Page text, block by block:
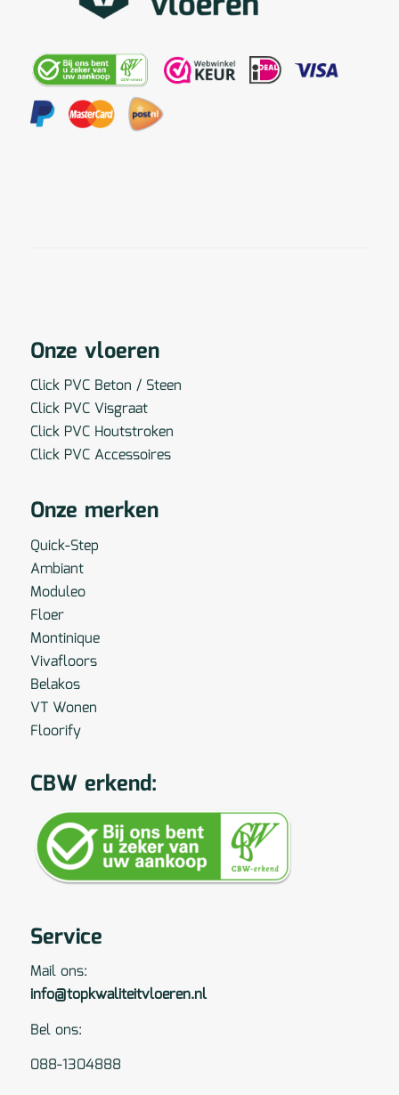
Onze vloeren
Click PVC Beton / Steen
Click PVC Visgraat
Click PVC Houtstroken
Click PVC Accessoires
Onze merken
Quick-Step
Ambiant
Moduleo
Floer
Montinique
Vivafloors
Belakos
VT Wonen
Floorify
CBW erkend:
Service
Mail ons:
info@topkwaliteitvloeren.nl
Bel ons:
088-1304888